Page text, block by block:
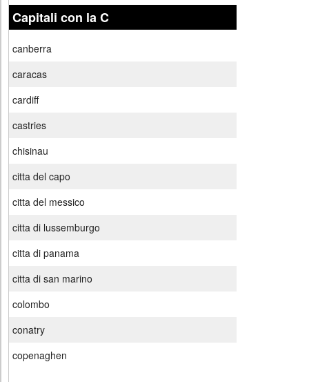
Capitali con la C
canberra
caracas
cardiff
castries
chisinau
citta del capo
citta del messico
citta di lussemburgo
citta di panama
citta di san marino
colombo
conatry
copenaghen